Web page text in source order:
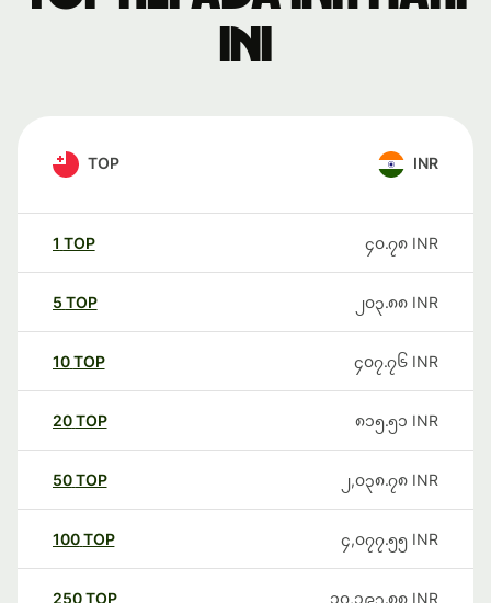
ini
TOP INR
1 TOP ၄၀.၇၈ INR
5 TOP ၂၀၃.၈၈ INR
10TOP ၄၀၇.၇၆ INR
20TOP ၈၁၅.၅၁ INR
50TOP ၂,၀၃၈.၇၈ INR
100TOP ၄,၀၇၇.၅၅ INR
250TOP ၁၀,၁၉၃.၈၈ INR